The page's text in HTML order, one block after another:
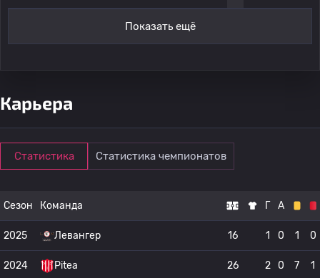
Показать ещё
Карьера
Статистика Статистика чемпионатов
Сезон Команда Г А
2025 Левангер 16 1 0 1 0
2024 Pitea 26 2 0 7 1